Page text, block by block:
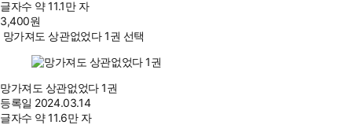
글자수 약 11.1만 자
3,400원
망가져도 상관없었다 1권 선택
망가져도 상관없었다 1권
등록일 2024.03.14
글자수 약 11.6만 자